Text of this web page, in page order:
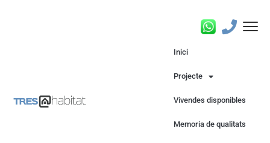
Inici
Projecte
Vivendes disponibles
Memoria de qualitats